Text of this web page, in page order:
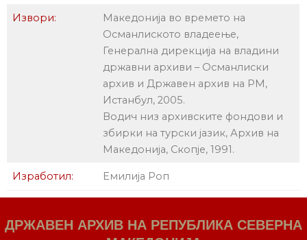
Извори:
Македонија во времето на
Османлиското владеење,
Генерална дирекција на владини
државни архиви – Османлиски
архив и Државен архив на РМ,
Истанбул, 2005.
Водич низ архивските фондови и
збирки на турски јазик, Архив на
Македонија, Скопје, 1991.
Изработил: Емилија Роп
ДРЖАВЕН АРХИВ НА РЕПУБЛИКА СЕВЕРНА